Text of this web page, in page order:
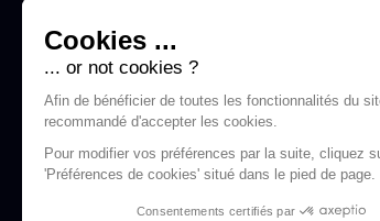
Cookies ...
... or not cookies ?
Afin de bénéficier de toutes les fonctionnalités du
recommandé d'accepter les cookies.
Pour modifier vos préférences par la suite, cliquez
'Préférences de cookies' situé dans le pied de page.
Consentements certifiés par
10
Marie :
Isabelle :